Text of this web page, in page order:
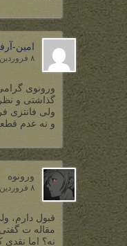
امین-
۸ فروردین ۱۳۹۵ در ۰:۵۱ ق٫ظ
ورونوی
گذاشتی و
ولی فانتزی
و نه عدم
ورونوه
۸ فروردین ۱۳۹۵ در ۸:۲۱ ب٫ظ
قبول دارم،
مقاله ت
نه؟ اما